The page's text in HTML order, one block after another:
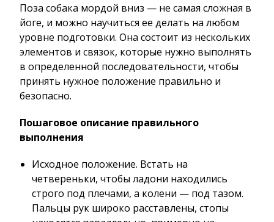
Поза собака мордой вниз — не самая сложная в
йоге, и можно научиться ее делать на любом
уровне подготовки. Она состоит из нескольких
элементов и связок, которые нужно выполнять
в определенной последовательности, чтобы
принять нужное положение правильно и
безопасно.
Пошаговое описание правильного
выполнения
Исходное положение. Встать на
четвереньки, чтобы ладони находились
строго под плечами, а колени — под тазом.
Пальцы рук широко расставлены, стопы